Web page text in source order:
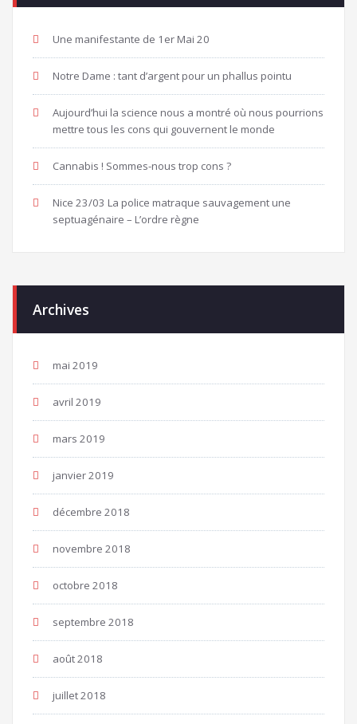
Une manifestante de 1er Mai 20
Notre Dame : tant d’argent pour un phallus pointu
Aujourd’hui la science nous a montré où nous pourrions
mettre tous les cons qui gouvernent le monde
Cannabis ! Sommes-nous trop cons ?
Nice 23/03 La police matraque sauvagement une
septuagénaire – L’ordre règne
Archives
mai 2019
avril 2019
mars 2019
janvier 2019
décembre 2018
novembre 2018
octobre 2018
septembre 2018
août 2018
juillet 2018